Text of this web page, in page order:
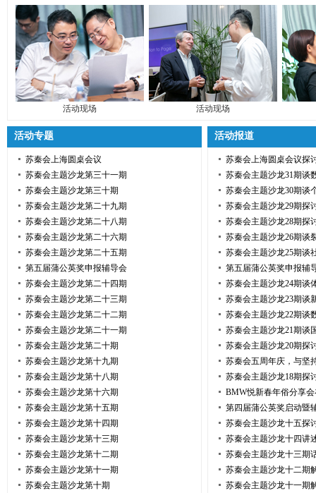
活动现场 活动现场
活动专题
苏秦会上海圆桌会议
苏秦会主题沙龙第三十一期
苏秦会主题沙龙第三十期
苏秦会主题沙龙第二十九期
苏秦会主题沙龙第二十八期
苏秦会主题沙龙第二十六期
苏秦会主题沙龙第二十五期
第五届蒲公英奖申报辅导会
苏秦会主题沙龙第二十四期
苏秦会主题沙龙第二十三期
苏秦会主题沙龙第二十二期
苏秦会主题沙龙第二十一期
苏秦会主题沙龙第二十期
苏秦会主题沙龙第十九期
苏秦会主题沙龙第十八期
苏秦会主题沙龙第十六期
苏秦会主题沙龙第十五期
苏秦会主题沙龙第十四期
苏秦会主题沙龙第十三期
苏秦会主题沙龙第十二期
苏秦会主题沙龙第十一期
苏秦会主题沙龙第十期
活动报道
苏秦会上海圆桌会议探
苏秦会主题沙龙31期谈
苏秦会主题沙龙30期谈
苏秦会主题沙龙29期探
苏秦会主题沙龙28期探
苏秦会主题沙龙26期谈
苏秦会主题沙龙25期谈
第五届蒲公英奖申报辅
苏秦会主题沙龙24期谈
苏秦会主题沙龙23期谈
苏秦会主题沙龙22期谈
苏秦会主题沙龙21期谈
苏秦会主题沙龙20期探
苏秦会五周年庆，与坚
苏秦会主题沙龙18期探
BMW悦新春年俗分享
第四届蒲公英奖启动暨
苏秦会主题沙龙十五探
苏秦会主题沙龙十四讲
苏秦会主题沙龙十三期
苏秦会主题沙龙十二期
苏秦会主题沙龙十一期